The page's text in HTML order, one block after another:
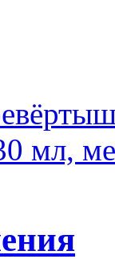
мл,